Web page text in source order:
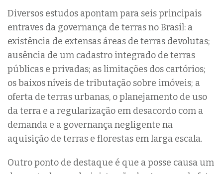
Diversos estudos apontam para seis principais
entraves da governança de terras no Brasil: a
existência de extensas áreas de terras devolutas;
ausência de um cadastro integrado de terras
públicas e privadas; as limitações dos cartórios;
os baixos níveis de tributação sobre imóveis; a
oferta de terras urbanas, o planejamento de uso
da terra e a regularização em desacordo com a
demanda e a governança negligente na
aquisição de terras e florestas em larga escala.
Outro ponto de destaque é que a posse causa um